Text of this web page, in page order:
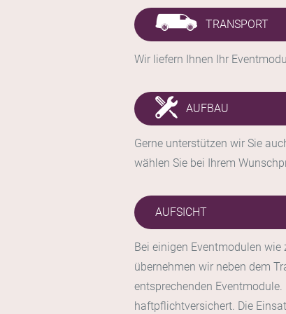
TRANSPORT
Wir liefern Ihnen Ihr
AUFBAU
Gerne unterstützen wir Sie
wählen Sie bei Ihrem
AUFSICHT
Bei einigen Eventmodulen
übernehmen wir neben dem
entsprechenden
haftpflichtversichert. Die